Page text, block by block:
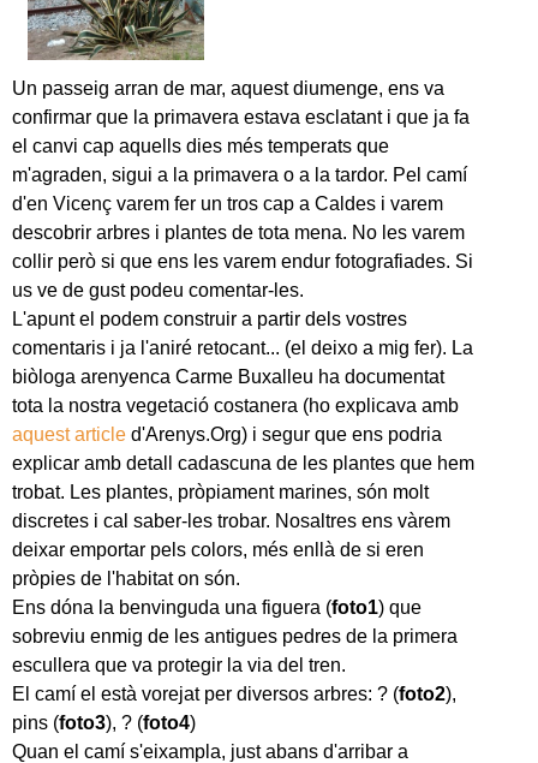
Un passeig arran de mar, aquest diumenge, ens va
confirmar que la primavera estava esclatant i que ja fa
el canvi cap aquells dies més temperats que
m'agraden, sigui a la primavera o a la tardor. Pel camí
d'en Vicenç varem fer un tros cap a Caldes i varem
descobrir arbres i plantes de tota mena. No les varem
collir però si que ens les varem endur fotografiades. Si
us ve de gust podeu comentar-les.
L'apunt el podem construir a partir dels vostres
comentaris i ja l'aniré retocant... (el deixo a mig fer). La
biòloga arenyenca Carme Buxalleu ha documentat
tota la nostra vegetació costanera (ho explicava amb
aquest article d'Arenys.Org) i segur que ens podria
explicar amb detall cadascuna de les plantes que hem
trobat. Les plantes, pròpiament marines, són molt
discretes i cal saber-les trobar. Nosaltres ens vàrem
deixar emportar pels colors, més enllà de si eren
pròpies de l'habitat on són.
Ens dóna la benvinguda una figuera (foto1) que
sobreviu enmig de les antigues pedres de la primera
escullera que va protegir la via del tren.
El camí el està vorejat per diversos arbres: ? (foto2),
pins (foto3), ? (foto4)
Quan el camí s'eixampla, just abans d'arribar a